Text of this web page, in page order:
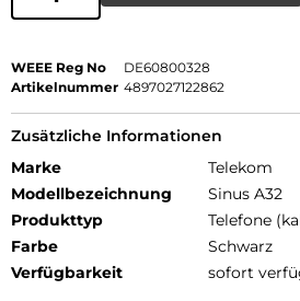
WEEE Reg No
DE60800328
Artikelnummer 4897027122862
Zusätzliche Informationen
Marke
Telekom
Modellbezeichnung
Sinus A32
Produkttyp
Telefone
Farbe
Schwarz
Verfügbarkeit
sofort